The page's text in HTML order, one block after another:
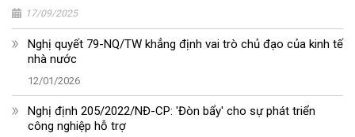
17/09/2025
Nghị quyết 79-NQ/TW khẳng định vai trò chủ đạo của kinh tế
nhà nước
12/01/2026
Nghị định 205/2022/NĐ-CP: 'Đòn bẩy' cho sự phát triển
công nghiệp hỗ trợ